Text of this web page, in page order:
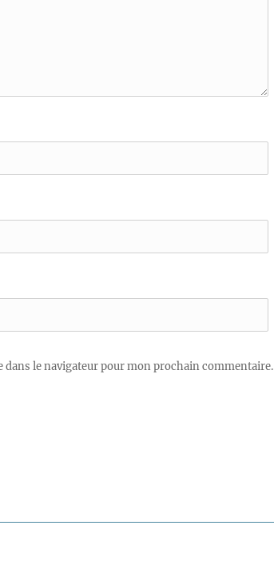
le navigateur pour mon prochain commentaire.